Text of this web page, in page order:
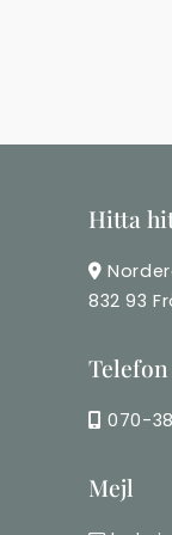
Hitta
832 93
Telefon
070-
Mejl